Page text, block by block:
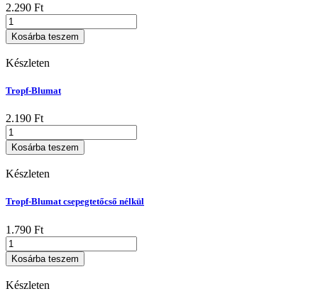
2.290 Ft
Tropf-
Blumat
Maxi
csepegtetőcső
nélkül
Kosárba teszem
Készleten
Tropf-Blumat
2.190 Ft
Tropf-
Blumat
mennyiség
Kosárba teszem
Készleten
Tropf-Blumat csepegtetőcső nélkül
1.790 Ft
Tropf-
Blumat
csepegtetőcső
nélkül
mennyiség
Kosárba teszem
Készleten